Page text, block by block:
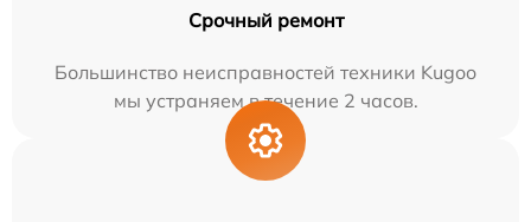
Срочный ремонт
Большинство неисправностей техники Kugoo
мы устраняем в течение 2 часов.